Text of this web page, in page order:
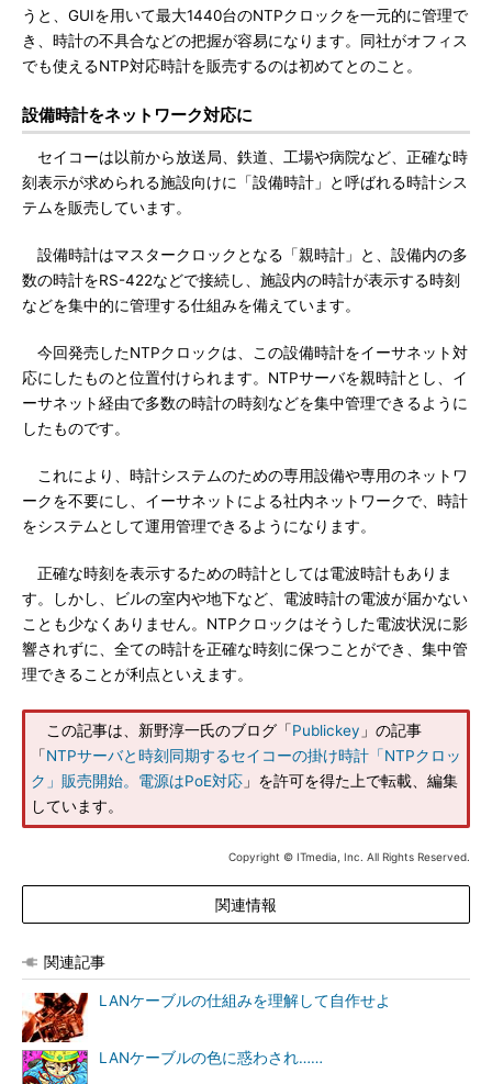
うと、GUIを用いて最大1440台のNTPクロックを一元的に管理で
き、時計の不具合などの把握が容易になります。同社がオフィス
でも使えるNTP対応時計を販売するのは初めてとのこと。
設備時計をネットワーク対応に
セイコーは以前から放送局、鉄道、工場や病院など、正確な時
刻表示が求められる施設向けに「設備時計」と呼ばれる時計シス
テムを販売しています。
設備時計はマスタークロックとなる「親時計」と、設備内の多
数の時計をRS-422などで接続し、施設内の時計が表示する時刻
などを集中的に管理する仕組みを備えています。
今回発売したNTPクロックは、この設備時計をイーサネット対
応にしたものと位置付けられます。NTPサーバを親時計とし、イ
ーサネット経由で多数の時計の時刻などを集中管理できるように
したものです。
これにより、時計システムのための専用設備や専用のネットワ
ークを不要にし、イーサネットによる社内ネットワークで、時計
をシステムとして運用管理できるようになります。
正確な時刻を表示するための時計としては電波時計もありま
す。しかし、ビルの室内や地下など、電波時計の電波が届かない
ことも少なくありません。NTPクロックはそうした電波状況に影
響されずに、全ての時計を正確な時刻に保つことができ、集中管
理できることが利点といえます。
この記事は、新野淳一氏のブログ「Publickey 」の記事
「NTPサーバと時刻同期するセイコーの掛け時計「NTPクロッ
ク」販売開始。電源はPoE対応 」を許可を得た上で転載、編集
しています。
Copyright © ITmedia, Inc. All Rights Reserved.
関連情報
関連記事
LANケーブルの仕組みを理解して自作せよ
LANケーブルの色に惑わされ……